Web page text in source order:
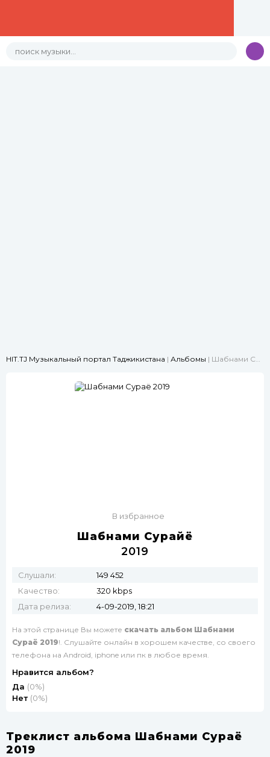
HIT.TJ Музыкальный портал Таджикистана | Альбомы | Шабнами Сураё 2019
В избранное
Шабнами Сурайё
2019
Слушали:
149 452
Качество:
320 kbps
Дата релиза:
4-09-2019, 18:21
На этой странице Вы можете скачать альбом Шабнами
Сураё 2019!. Слушайте онлайн в хорошем качестве, со своего
телефона на Android, iphone или пк в любое время.
Нравится альбом?
Да (0%)
Нет (0%)
Треклист альбома Шабнами Сураё
2019